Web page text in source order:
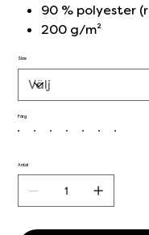
90 % polyester
200 g/m²
Size
Färg
Antal